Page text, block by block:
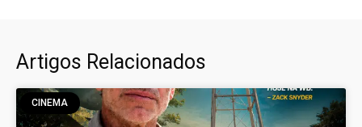
Artigos Relacionados
CINEMA